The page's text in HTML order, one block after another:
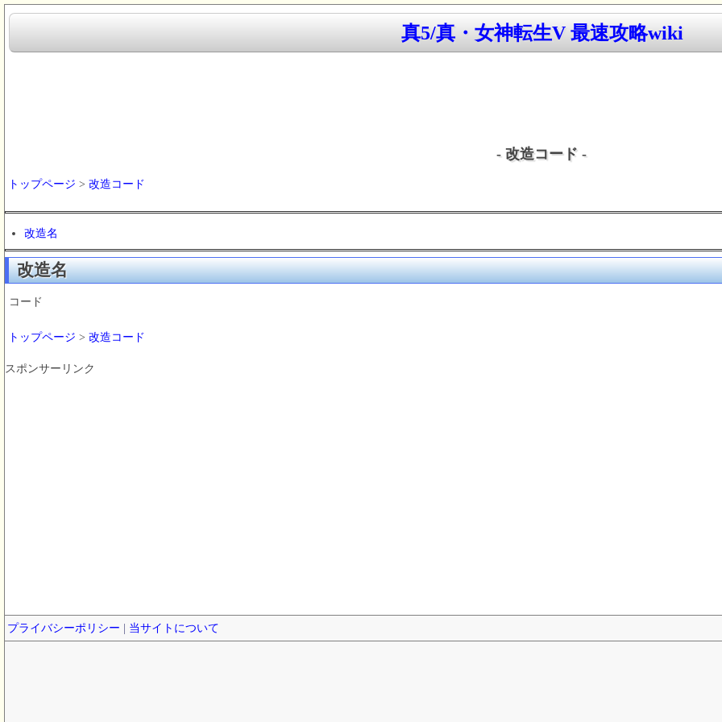
真5/真・女神転生V 最速攻略wiki
- 改造コード -
トップページ > 改造コード
改造名
改造名
コード
トップページ > 改造コード
スポンサーリンク
プライバシーポリシー 当サイトについて